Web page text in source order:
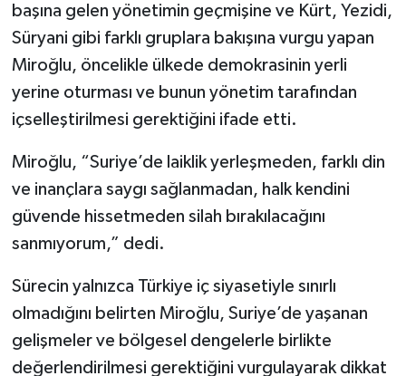
başına gelen yönetimin geçmişine ve Kürt, Yezidi,
Süryani gibi farklı gruplara bakışına vurgu yapan
Miroğlu, öncelikle ülkede demokrasinin yerli
yerine oturması ve bunun yönetim tarafından
içselleştirilmesi gerektiğini ifade etti.
Miroğlu, “Suriye’de laiklik yerleşmeden, farklı din
ve inançlara saygı sağlanmadan, halk kendini
güvende hissetmeden silah bırakılacağını
sanmıyorum,” dedi.
Sürecin yalnızca Türkiye iç siyasetiyle sınırlı
olmadığını belirten Miroğlu, Suriye’de yaşanan
gelişmeler ve bölgesel dengelerle birlikte
değerlendirilmesi gerektiğini vurgulayarak dikkat